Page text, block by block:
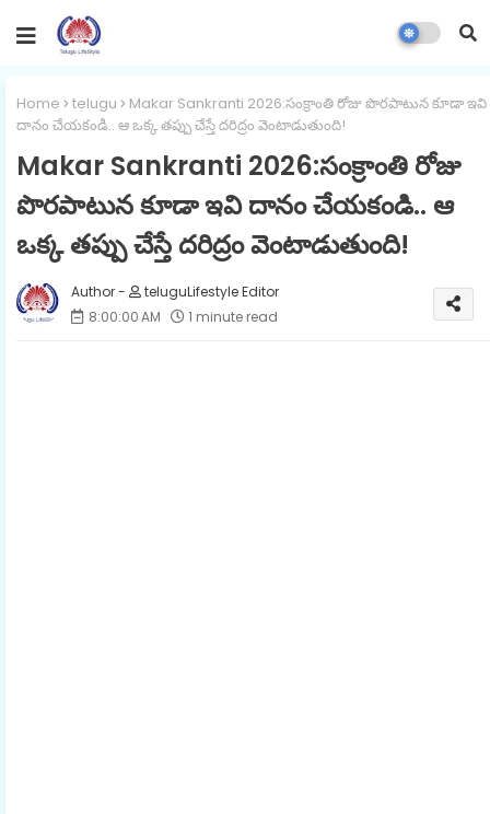
Home telugu
Makar Sankranti 2026:సంక్రాంతి రోజు పొరపాటున కూడా ఇవి
దానం చేయకండి.. ఆ ఒక్క తప్పు చేస్తే దరిద్రం వెంటాడుతుంది!
Makar Sankranti 2026:సంక్రాంతి రోజు
పొరపాటున కూడా ఇవి దానం చేయకండి.. ఆ
ఒక్క తప్పు చేస్తే దరిద్రం వెంటాడుతుంది!
teluguLifestyle Editor
8:00:00 AM
1 minute read